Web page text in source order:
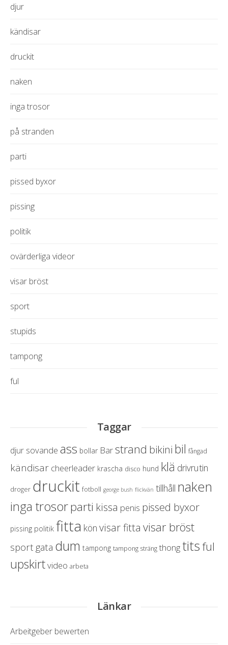
djur
kändisar
druckit
naken
inga trosor
på stranden
parti
pissed byxor
pissing
politik
ovärderliga videor
visar bröst
sport
stupids
tampong
ful
Taggar
djur sovande ass bollar Bar strand bikini bil fångad
kändisar cheerleader krascha disco hund klä drivrutin
droger druckit fotboll george bush flickvän tillhåll naken
inga trosorparti kissa penis pissed byxor
pissing politik fitta kön visar fitta visar bröst
sport gata dum tampong tampong sträng thongtitsful
upskirtvideo arbeta
Länkar
Arbeitgeber bewerten